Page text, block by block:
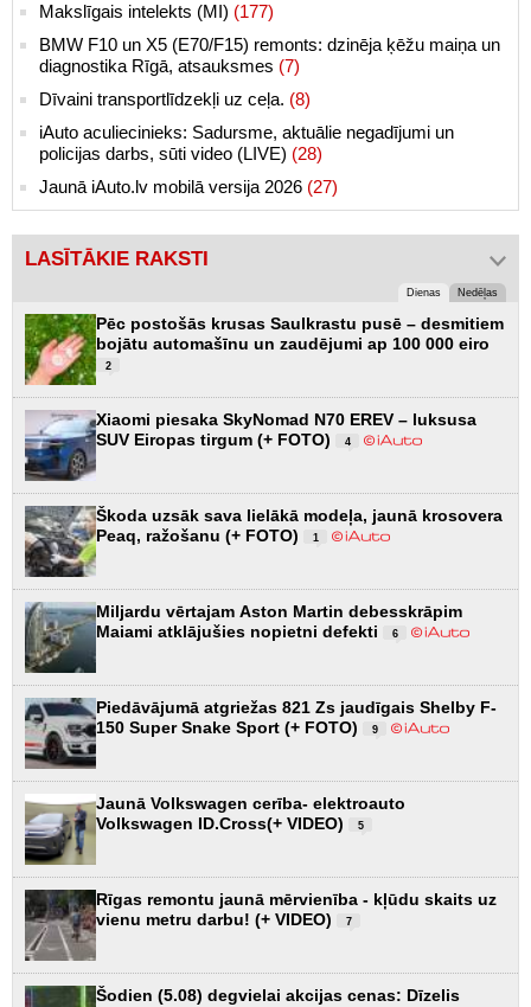
Makslīgais intelekts (MI) (177)
BMW F10 un X5 (E70/F15) remonts: dzinēja ķēžu maiņa un
diagnostika Rīgā, atsauksmes (7)
Dīvaini transportlīdzekļi uz ceļa. (8)
iAuto aculiecinieks: Sadursme, aktuālie negadījumi un
policijas darbs, sūti video (LIVE) (28)
Jaunā iAuto.lv mobilā versija 2026 (27)
LASĪTĀKIE RAKSTI
Dienas Nedēļas
Pēc postošās krusas Saulkrastu pusē – desmitiem
bojātu automašīnu un zaudējumi ap 100 000 eiro
2
Xiaomi piesaka SkyNomad N70 EREV – luksusa
SUV Eiropas tirgum (+ FOTO)
4
Škoda uzsāk sava lielākā modeļa, jaunā krosovera
Peaq, ražošanu (+ FOTO)
1
Miljardu vērtajam Aston Martin debesskrāpim
Maiami atklājušies nopietni defekti
6
Piedāvājumā atgriežas 821 Zs jaudīgais Shelby F-
150 Super Snake Sport (+ FOTO)
9
Jaunā Volkswagen cerība- elektroauto
Volkswagen ID.Cross(+ VIDEO)
5
Rīgas remontu jaunā mērvienība - kļūdu skaits uz
vienu metru darbu! (+ VIDEO)
7
Šodien (5.08) degvielai akcijas cenas: Dīzelis